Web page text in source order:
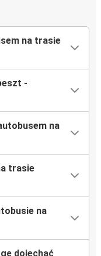
na trasie
-
na
trasie
na
dojechać